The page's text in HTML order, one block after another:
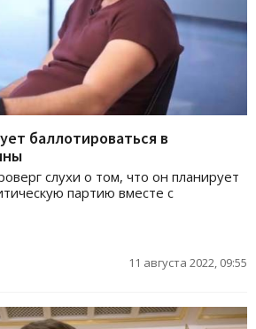
баллотироваться в
слухи о том, что он планирует
партию вместе с
11 августа 2022, 09:55